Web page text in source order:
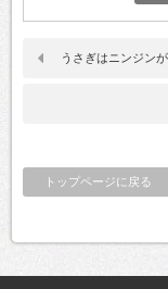
うさぎはニンジン
トップページに戻る